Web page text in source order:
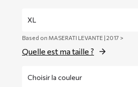
Based on MASERATI LEVANTE | 2017 >
Quelle est ma taille ?